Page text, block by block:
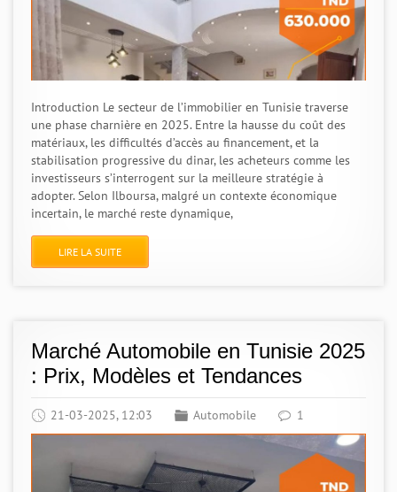
Introduction Le secteur de l’immobilier en Tunisie traverse
une phase charnière en 2025. Entre la hausse du coût des
matériaux, les difficultés d’accès au financement, et la
stabilisation progressive du dinar, les acheteurs comme les
investisseurs s’interrogent sur la meilleure stratégie à
adopter. Selon Ilboursa, malgré un contexte économique
incertain, le marché reste dynamique,
LIRE LA SUITE
Marché Automobile en Tunisie 2025
: Prix, Modèles et Tendances
21-03-2025, 12:03 Automobile 1